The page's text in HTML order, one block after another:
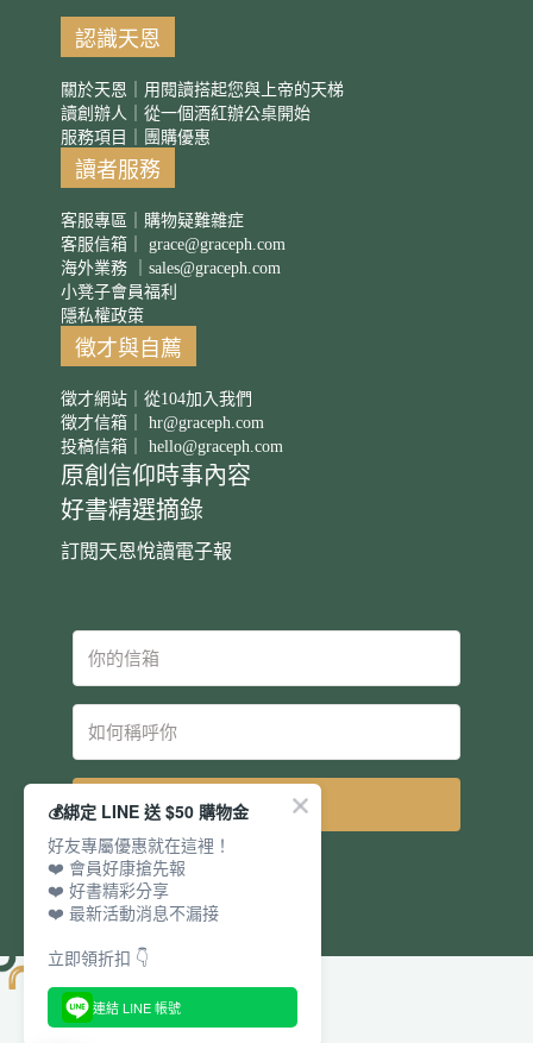
認識天恩
關於天恩｜用閱讀搭起您與上帝的天梯
讀創辦人｜從一個酒紅辦公桌開始
服務項目｜團購優惠
讀者服務
客服專區｜購物疑難雜症
客服信箱｜ grace@graceph.com
海外業務 ｜ sales@graceph.com
小凳子會員福利
隱私權政策
徵才與自薦
徵才網站｜從104加入我們
徵才信箱｜ hr@graceph.com
投稿信箱｜ hello@graceph.com
原創信仰時事內容
好書精選摘錄
訂閱天恩悅讀電子報
立即訂閱
電話： 傳真：
💰綁定 LINE 送 $50 購物金
好友專屬優惠就在這裡！
❤️ 會員好康搶先報
❤️ 好書精彩分享
❤️ 最新活動消息不漏接
立即領折扣 👇
連結 LINE 帳號